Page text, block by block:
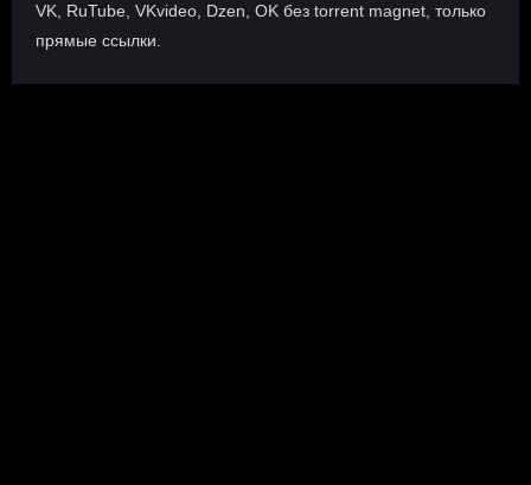
VK, RuTube, VKvideo, Dzen, OK без torrent magnet, только
прямые ссылки.